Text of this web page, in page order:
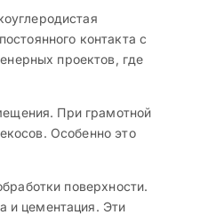
контакта с
проектов, где
При грамотной
Особенно это
поверхности.
и цементация. Эти